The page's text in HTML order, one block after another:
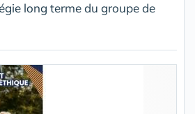
long terme du groupe de